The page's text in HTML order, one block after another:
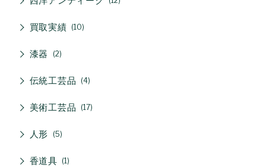
買取実績 10
漆器 2
伝統工芸品 4
美術工芸品 17
人形 5
香道具 1